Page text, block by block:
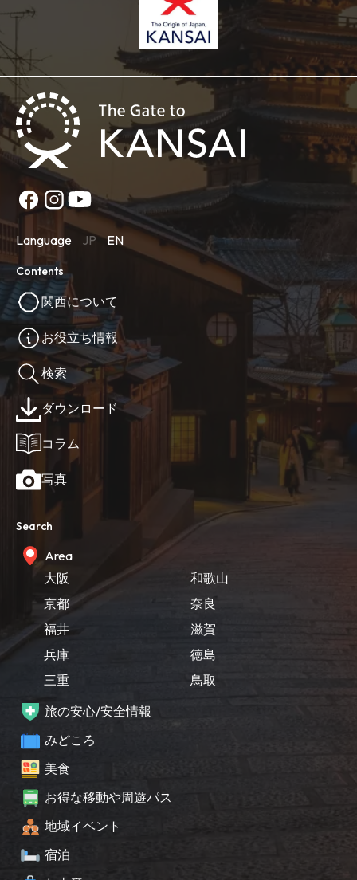
Language JP EN
Contents
関西について
お役立ち情報
検索
ダウンロード
コラム
写真
Search
Area
大阪
京都
福井
兵庫
三重
和歌山
奈良
滋賀
徳島
鳥取
旅の安心/安全情報
みどころ
美食
お得な移動や周遊パス
地域イベント
宿泊